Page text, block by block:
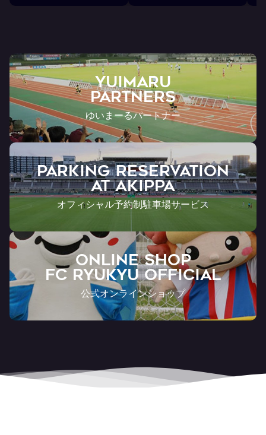
YUIMARU
Partners
ゆいまーるパートナー
PARKING RESERVATION
AT Akippa
オフィシャル予約制駐車場サービス
ONLINE SHOP
FC RYUKYU OFFICIAL
公式オンラインショップ